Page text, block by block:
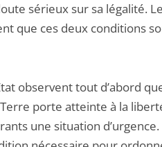
sérieux sur sa légalité.
que ces deux conditions
observent tout d’abord
porte atteinte à la
une situation d’urgence.